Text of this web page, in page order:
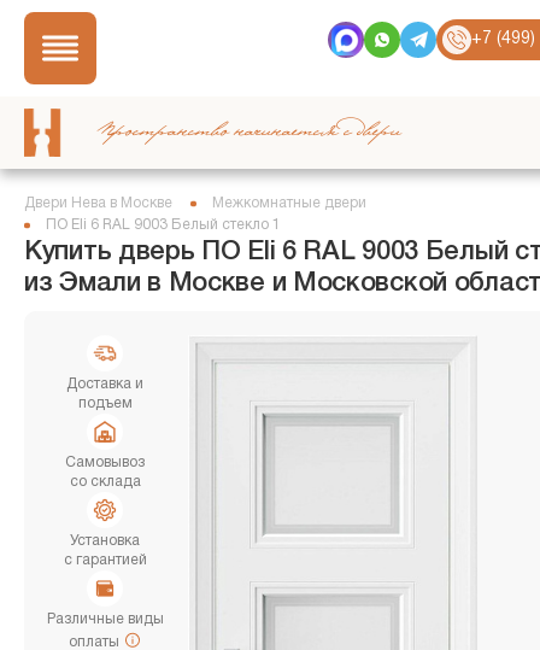
+7
Пространство начинается с двери
Двери Нева в Москве
Межкомнатные двери
ПО Eli 6 RAL 9003 Белый стекло 1
Купить дверь ПО Eli 6 RAL 9003 Белый
из Эмали в Москве и Московской
Доставка и
подъем
Самовывоз
со склада
Установка
с гарантией
Различные виды
оплаты